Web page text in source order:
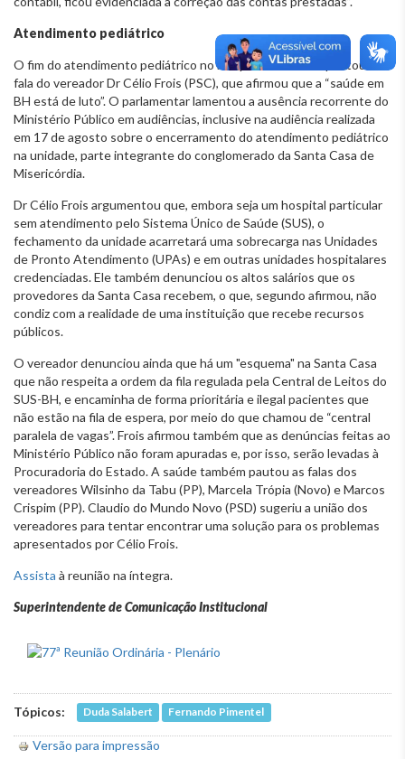
Atendimento pediátrico
O fim do atendimento pediátrico no Hospital São Lucas pautou a
fala do vereador Dr Célio Frois (PSC), que afirmou que a “saúde em
BH está de luto”. O parlamentar lamentou a ausência recorrente do
Ministério Público em audiências, inclusive na audiência realizada
em 17 de agosto sobre o encerramento do atendimento pediátrico
na unidade, parte integrante do conglomerado da Santa Casa de
Misericórdia.
Dr Célio Frois argumentou que, embora seja um hospital particular
sem atendimento pelo Sistema Único de Saúde (SUS), o
fechamento da unidade acarretará uma sobrecarga nas Unidades
de Pronto Atendimento (UPAs) e em outras unidades hospitalares
credenciadas. Ele também denunciou os altos salários que os
provedores da Santa Casa recebem, o que, segundo afirmou, não
condiz com a realidade de uma instituição que recebe recursos
públicos.
O vereador denunciou ainda que há um "esquema" na Santa Casa
que não respeita a ordem da fila regulada pela Central de Leitos do
SUS-BH, e encaminha de forma prioritária e ilegal pacientes que
não estão na fila de espera, por meio do que chamou de “central
paralela de vagas”. Frois afirmou também que as denúncias feitas ao
Ministério Público não foram apuradas e, por isso, serão levadas à
Procuradoria do Estado. A saúde também pautou as falas dos
vereadores Wilsinho da Tabu (PP), Marcela Trópia (Novo) e Marcos
Crispim (PP). Claudio do Mundo Novo (PSD) sugeriu a união dos
vereadores para tentar encontrar uma solução para os problemas
apresentados por Célio Frois.
Assista à reunião na íntegra.
Superintendente de Comunicação Institucional
Tópicos: Duda Salabert Fernando Pimentel
Versão para impressão